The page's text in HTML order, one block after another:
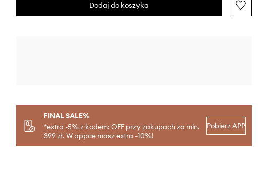
Dodaj do koszyka
FINAL SALE%
*extra -5% z kodem: OFF przy zakupach za min.
399 zł. W appce masz extra -10%!
Pobierz APP